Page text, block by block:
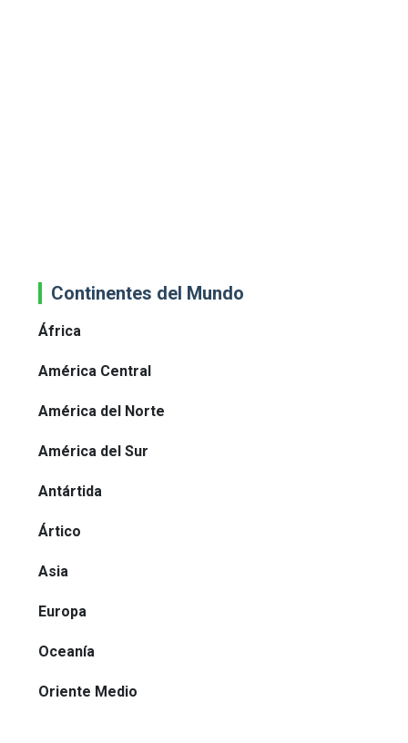
Continentes del Mundo
África
América Central
América del Norte
América del Sur
Antártida
Ártico
Asia
Europa
Oceanía
Oriente Medio